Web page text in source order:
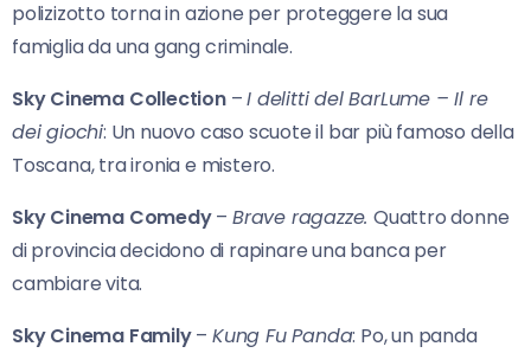
polizizotto torna in azione per proteggere la sua
famiglia da una gang criminale.
Sky Cinema Collection–I delitti del BarLume – Il re
dei giochi: Un nuovo caso scuote il bar più famoso della
Toscana, tra ironia e mistero.
Sky Cinema Comedy–Brave ragazze.Quattro donne
di provincia decidono di rapinare una banca per
cambiare vita.
Sky Cinema Family–Kung Fu Panda: Po, un panda